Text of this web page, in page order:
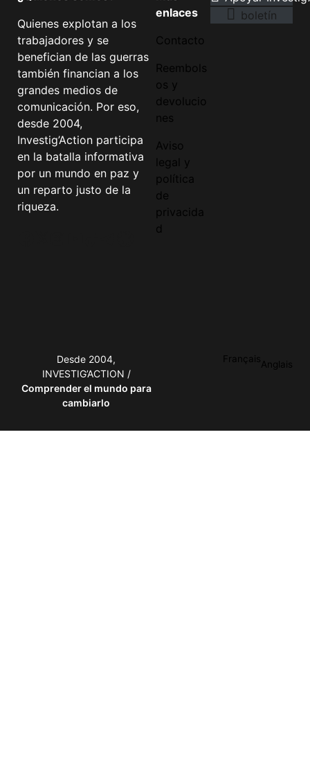
Quienes explotan a los
trabajadores y se
benefician de las guerras
también financian a los
grandes medios de
comunicación. Por eso,
desde 2004,
Investig’Action participa
en la batalla informativa
por un mundo en paz y
un reparto justo de la
riqueza.
enlaces
Contacto
Reembols
os y
devolucio
nes
Aviso
legal y
política
de
privacida
d
boletín
Desde 2004,
INVESTIG’ACTION /
Comprender el mundo para
cambiarlo
FrançaisAnglais